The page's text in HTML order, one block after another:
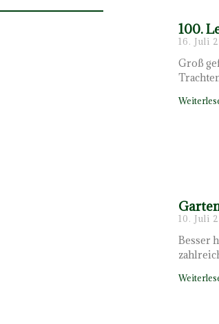
100.
16. Juli
Groß
10. Juli
Besser